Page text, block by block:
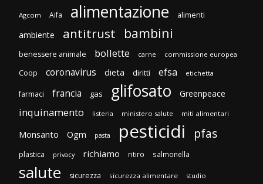
Agcom Aifa alimentazione alimenti
ambiente antitrust bambini
benessere animale bollette carne commissione europea
Coop coronavirus dieta diritti efsa etichetta
farmaci francia gas glifosato Greenpeace
inquinamento listeria ministero salute miti alimentari
Monsanto Ogm pasta pesticidi pfas
plastica privacy richiamo ritiro salmonella
salute sicurezza sicurezza alimentare studio